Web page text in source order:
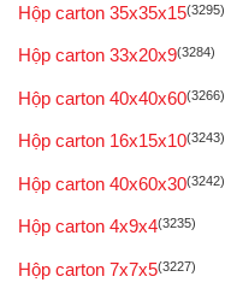
Hộp carton 35x35x15(3295)
Hộp carton 33x20x9(3284)
Hộp carton 40x40x60(3266)
Hộp carton 16x15x10(3243)
Hộp carton 40x60x30(3242)
Hộp carton 4x9x4(3235)
Hộp carton 7x7x5(3227)